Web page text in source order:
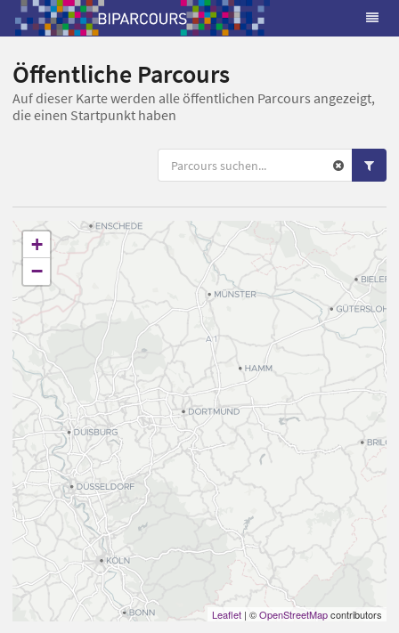
Öffentliche Parcours
Auf dieser Karte werden alle öffentlichen Parcours angezeigt,
die einen Startpunkt haben
+
−
Leaflet | ©OpenStreetMapcontributors